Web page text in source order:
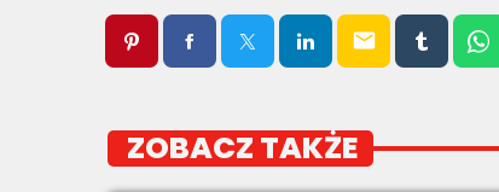
email
ZOBACZ TAKŻE